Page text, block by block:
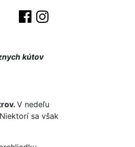
kútov
V nedeľu
sa však